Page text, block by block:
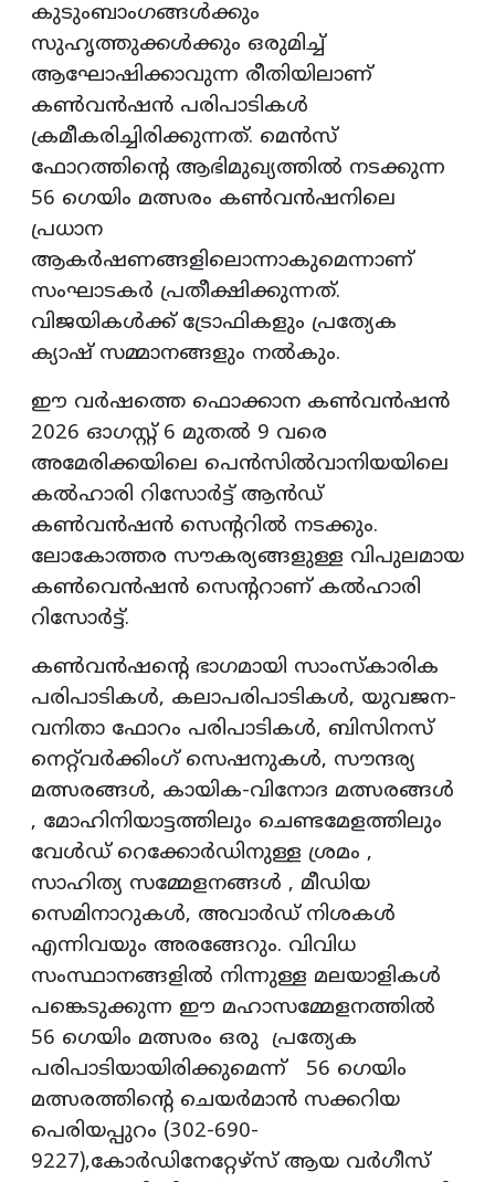
കുടുംബാംഗങ്ങൾക്കും
സുഹൃത്തുക്കൾക്കും ഒരുമിച്ച്
ആഘോഷിക്കാവുന്ന രീതിയിലാണ്
കൺവൻഷൻ പരിപാടികൾ
ക്രമീകരിച്ചിരിക്കുന്നത്. മെൻസ്
ഫോറത്തിന്റെ ആഭിമുഖ്യത്തിൽ നടക്കുന്ന
56 ഗെയിം മത്സരം കൺവൻഷനിലെ
പ്രധാന
ആകർഷണങ്ങളിലൊന്നാകുമെന്നാണ്
സംഘാടകർ പ്രതീക്ഷിക്കുന്നത്.
വിജയികൾക്ക് ട്രോഫികളും പ്രത്യേക
ക്യാഷ് സമ്മാനങ്ങളും നൽകും.
ഈ വർഷത്തെ ഫൊക്കാന കൺവൻഷൻ
2026 ഓഗസ്റ്റ് 6 മുതൽ 9 വരെ
അമേരിക്കയിലെ പെൻസിൽവാനിയയിലെ
കൽഹാരി റിസോർട്ട് ആൻഡ്
കൺവൻഷൻ സെന്ററിൽ നടക്കും.
ലോകോത്തര സൗകര്യങ്ങളുള്ള വിപുലമായ
കൺവെൻഷൻ സെന്ററാണ് കൽഹാരി
റിസോർട്ട്.
കൺവൻഷന്റെ ഭാഗമായി സാംസ്കാരിക
പരിപാടികൾ, കലാപരിപാടികൾ, യുവജന-
വനിതാ ഫോറം പരിപാടികൾ, ബിസിനസ്
നെറ്റ്‌വർക്കിംഗ് സെഷനുകൾ, സൗന്ദര്യ
മത്സരങ്ങൾ, കായിക-വിനോദ മത്സരങ്ങൾ
, മോഹിനിയാട്ടത്തിലും ചെണ്ടമേളത്തിലും
വേൾഡ് റെക്കോർഡിനുള്ള ശ്രമം ,
സാഹിത്യ സമ്മേളനങ്ങൾ , മീഡിയ
സെമിനാറുകൾ, അവാർഡ് നിശകൾ
എന്നിവയും അരങ്ങേറും. വിവിധ
സംസ്ഥാനങ്ങളിൽ നിന്നുള്ള മലയാളികൾ
പങ്കെടുക്കുന്ന ഈ മഹാസമ്മേളനത്തിൽ
56 ഗെയിം മത്സരം ഒരു പ്രത്യേക
പരിപാടിയായിരിക്കുമെന്ന് 56 ഗെയിം
മത്സരത്തിന്റെ ചെയർമാൻ സക്കറിയ
പെരിയപ്പുറം (302-690-
9227),കോർഡിനേറ്റേഴ്‌സ് ആയ വർഗീസ്